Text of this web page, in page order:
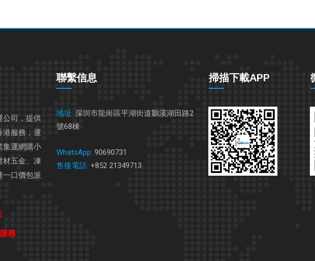
公司，提供
港服務，運
集運網購小
材五金、凍
一口價包派
務
聯繫信息
地址: 深圳市龍崗區平湖街道鵝溪湖田路2
號68棟
WhatsApp: 90690731
售後電話: +852 21349713
掃描下載APP